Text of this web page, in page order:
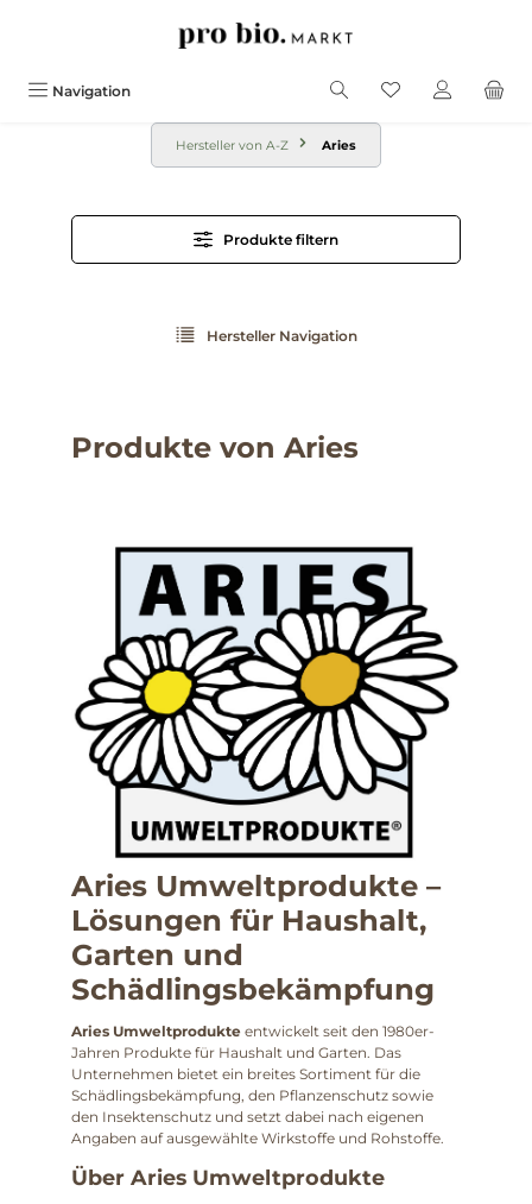
Navigation
Hersteller von A-Z Aries
Produkte filtern
Hersteller Navigation
Produkte von Aries
Aries Umweltprodukte –
Lösungen für Haushalt,
Garten und
Schädlingsbekämpfung
Aries Umweltprodukte entwickelt seit den 1980er-
Jahren Produkte für Haushalt und Garten. Das
Unternehmen bietet ein breites Sortiment für die
Schädlingsbekämpfung, den Pflanzenschutz sowie
den Insektenschutz und setzt dabei nach eigenen
Angaben auf ausgewählte Wirkstoffe und Rohstoffe.
Über Aries Umweltprodukte